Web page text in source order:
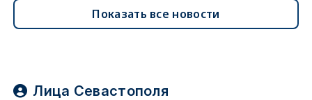
Показать все новости
Лица Севастополя